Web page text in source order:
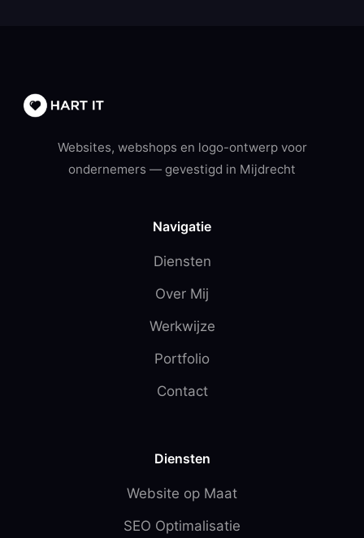
Websites, webshops en logo-ontwerp voor
ondernemers — gevestigd in Mijdrecht
Navigatie
Diensten
Over Mij
Werkwijze
Portfolio
Contact
Diensten
Website op Maat
SEO Optimalisatie